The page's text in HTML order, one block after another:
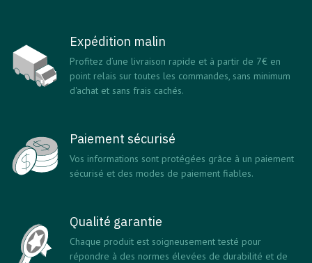
Expédition malin
Profitez d’une livraison rapide et à partir de 7€ en
point relais sur toutes les commandes, sans minimum
d'achat et sans frais cachés.
Paiement sécurisé
Vos informations sont protégées grâce à un paiement
sécurisé et des modes de paiement fiables.
Qualité garantie
Chaque produit est soigneusement testé pour
répondre à des normes élevées de durabilité et de